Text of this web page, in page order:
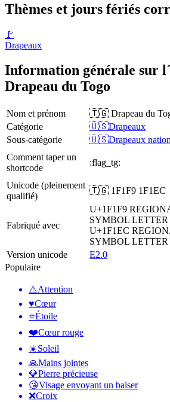
Thèmes et jours fériés
🚩
Drapeaux
Information générale sur
Drapeau du Togo
Nom et prénom
🇹🇬 Drapeau du
Catégorie
🇺🇸Drapeaux
Sous-catégorie
🇺🇸Drapeaux
Comment taper un
shortcode
:flag_tg:
Unicode (pleinement
qualifié)
🇹🇬 1F1F9 1F1EC
Fabriqué avec
U+1F1F9
SYMBOL LETTER
U+1F1EC
SYMBOL LETTER
Version unicode
E2.0
Populaire
⚠️Attention
♥️Cœur
⭐Étoile
❤️Cœur rouge
☀️Soleil
🙏Mains jointes
💎Pierre précieuse
😘Visage envoyant un baiser
❌Croix